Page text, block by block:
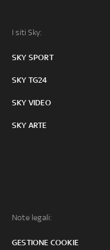
I siti Sky:
SKY SPORT
SKY TG24
SKY VIDEO
SKY ARTE
Note legali:
GESTIONE COOKIE